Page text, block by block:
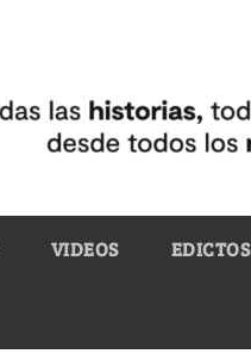
VIDEOS EDICTOS